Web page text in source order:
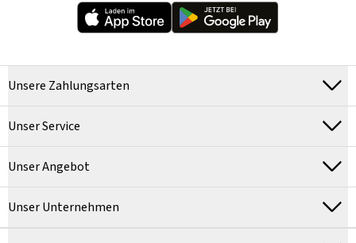
Unsere Zahlungsarten
Unser Service
Unser Angebot
Unser Unternehmen